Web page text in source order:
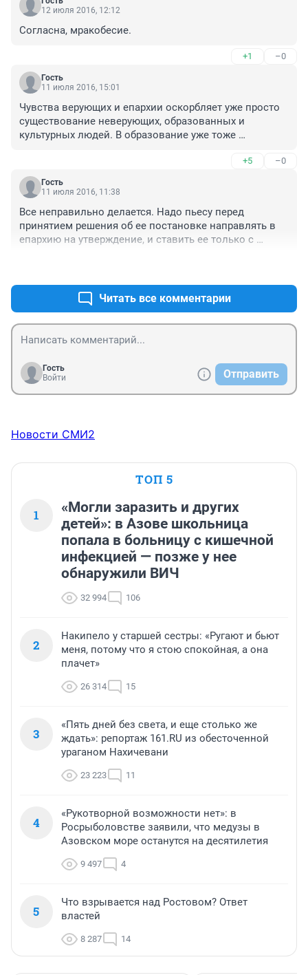
12 июля 2016, 12:12
Согласна, мракобесие.
+1 –0
Гость
11 июля 2016, 15:01
Чувства верующих и епархии оскорбляет уже просто
существование неверующих, образованных и
культурных людей. В образование уже тоже
школе книги некоторых классиков, которые, видимо,
тоже чем-то их оскорбили, или у них просто не
хватило мозгов понять эти книги. Так что костры для
+5 –0
Гость
11 июля 2016, 11:38
Все неправильно делается. Надо пьесу перед
принятием решения об ее постановке направлять в
епархию на утверждение, и ставить ее только с
книги, содержание публикаций и выставок и т.п.
определялось только по предложению епархии.
Обратите внимание, не с разрешения, а по
предложению! Тогда мораль поднимется на
недосягаемый доныне уровень, и чувства верующих
никто не сможет оскорбить.
Читать все комментарии
Гость
Войти
Отправить
Новости СМИ2
ТОП 5
1
«Могли заразить и других
детей»: в Азове школьница
попала в больницу с кишечной
инфекцией — позже у нее
обнаружили ВИЧ
32 994 106
2
Накипело у старшей сестры: «Ругают и бьют
меня, потому что я стою спокойная, а она
плачет»
26 314 15
3
«Пять дней без света, и еще столько же
ждать»: репортаж 161.RU из обесточенной
ураганом Нахичевани
23 223 11
4
«Рукотворной возможности нет»: в
Росрыболовстве заявили, что медузы в
Азовском море останутся на десятилетия
9 497 4
5
Что взрывается над Ростовом? Ответ
властей
8 287 14